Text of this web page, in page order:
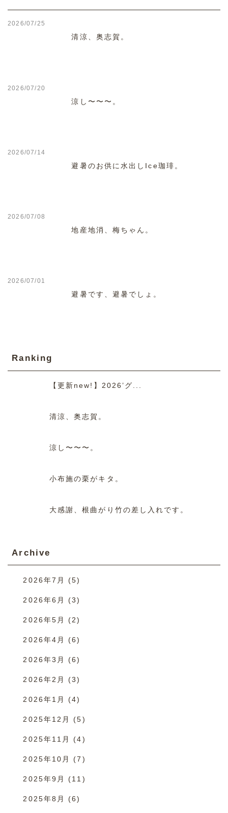
2026/07/25
清涼、奥志賀。
2026/07/20
涼し〜〜〜。
2026/07/14
避暑のお供に水出しIce珈琲。
2026/07/08
地産地消、梅ちゃん。
2026/07/01
避暑です、避暑でしょ。
Ranking
【更新new!】2026’グ...
清涼、奥志賀。
涼し〜〜〜。
小布施の栗がキタ。
大感謝、根曲がり竹の差し入れです。
Archive
2026年7月 (5)
2026年6月 (3)
2026年5月 (2)
2026年4月 (6)
2026年3月 (6)
2026年2月 (3)
2026年1月 (4)
2025年12月 (5)
2025年11月 (4)
2025年10月 (7)
2025年9月 (11)
2025年8月 (6)